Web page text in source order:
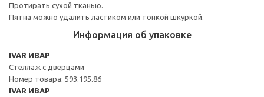
Протирать сухой тканью.
Пятна можно удалить ластиком или тонкой шкуркой.
Информация об упаковке
IVAR ИВАР
Стеллаж с дверцами
Номер товара: 593.195.86
IVAR ИВАР